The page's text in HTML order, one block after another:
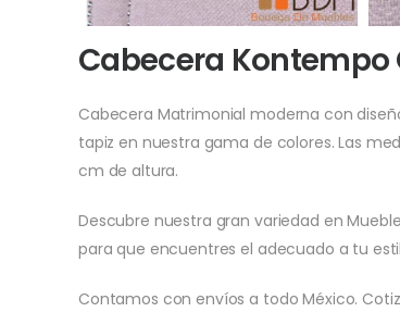
Cabecera Kontempo
Cabecera Matrimonial moderna con
tapiz en nuestra gama de colores. Las
cm de altura.
Descubre nuestra gran variedad en
para que encuentres el adecuado a tu
Contamos con envíos a todo México.